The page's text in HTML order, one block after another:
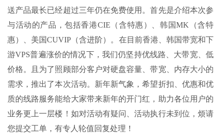
送产品最长已经超过三年仍在免费使用。首先是介绍本次参
与活动的产品，包括香港CIE（含特惠）、韩国MK（含特
惠）、美国CUVIP（含进阶）。在目前香港、韩国带宽和下
游VPS普遍涨价的情况下，我们仍坚持优线路、大带宽、低
价格。且为了照顾部分客户对硬盘容量、带宽、内存大小的
需求，推出了本次活动。新年新气象，希望折扣、优惠和优
质的线路服务能给大家带来新年的开门红，助力各位用户的
业务更上一层楼！如对活动有疑问、活动执行未到位，烦请
您提交工单，有专人轮值回复处理！